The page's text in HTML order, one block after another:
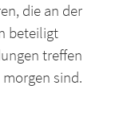
die an der
beteiligt
treffen
sind.